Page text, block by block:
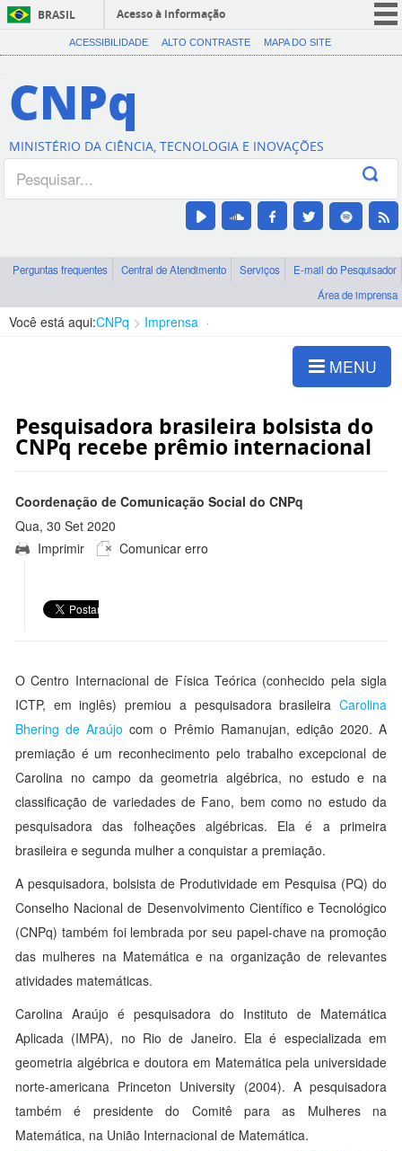
BRASIL
Acesso à informação
CORONAVÍRUS (COVID-19)
Canais
ACESSIBILIDADE ALTO CONTRASTE MAPA DO SITE
CNPq
MINISTÉRIO DA CIÊNCIA, TECNOLOGIA E INOVAÇÕES
Perguntas frequentes Central de Atendimento Serviços
E-mail do Pesquisador
Área de imprensa
Você está aqui:CNPq Imprensa
MENU
Pesquisadora brasileira bolsista do
CNPq recebe prêmio internacional
Coordenação de Comunicação Social do CNPq
Qua, 30 Set 2020
14:43:00 -0300
Imprimir Comunicar erro
O Centro Internacional de Física Teórica (conhecido pela sigla
ICTP, em inglês) premiou a pesquisadora brasileira Carolina
Bhering de Araújo com o Prêmio Ramanujan, edição 2020. A
premiação é um reconhecimento pelo trabalho excepcional de
Carolina no campo da geometria algébrica, no estudo e na
classificação de variedades de Fano, bem como no estudo da
pesquisadora das folheações algébricas. Ela é a primeira
brasileira e segunda mulher a conquistar a premiação.
A pesquisadora, bolsista de Produtividade em Pesquisa (PQ) do
Conselho Nacional de Desenvolvimento Científico e Tecnológico
(CNPq) também foi lembrada por seu papel-chave na promoção
das mulheres na Matemática e na organização de relevantes
atividades matemáticas.
Carolina Araújo é pesquisadora do Instituto de Matemática
Aplicada (IMPA), no Rio de Janeiro. Ela é especializada em
geometria algébrica e doutora em Matemática pela universidade
norte-americana Princeton University (2004). A pesquisadora
também é presidente do Comitê para as Mulheres na
Matemática, na União Internacional de Matemática.